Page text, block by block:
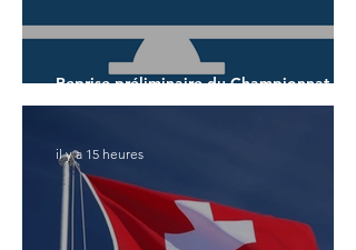
Reprise préliminaire du Championnat du
Monde des 7 ans
il y a 15 heures